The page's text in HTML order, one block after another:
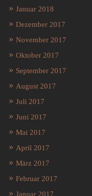
Januar 2018
Dezember 2017
November 2017
Oktober 2017
September 2017
August 2017
Juli 2017
Juni 2017
Mai 2017
April 2017
März 2017
Februar 2017
Januar 2017